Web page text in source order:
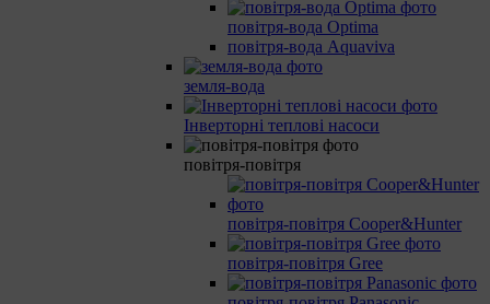
повітря-вода Optima
повітря-вода Aquaviva
земля-вода
Інверторні теплові насоси
повітря-повітря
повітря-повітря Cooper&Hunter
повітря-повітря Gree